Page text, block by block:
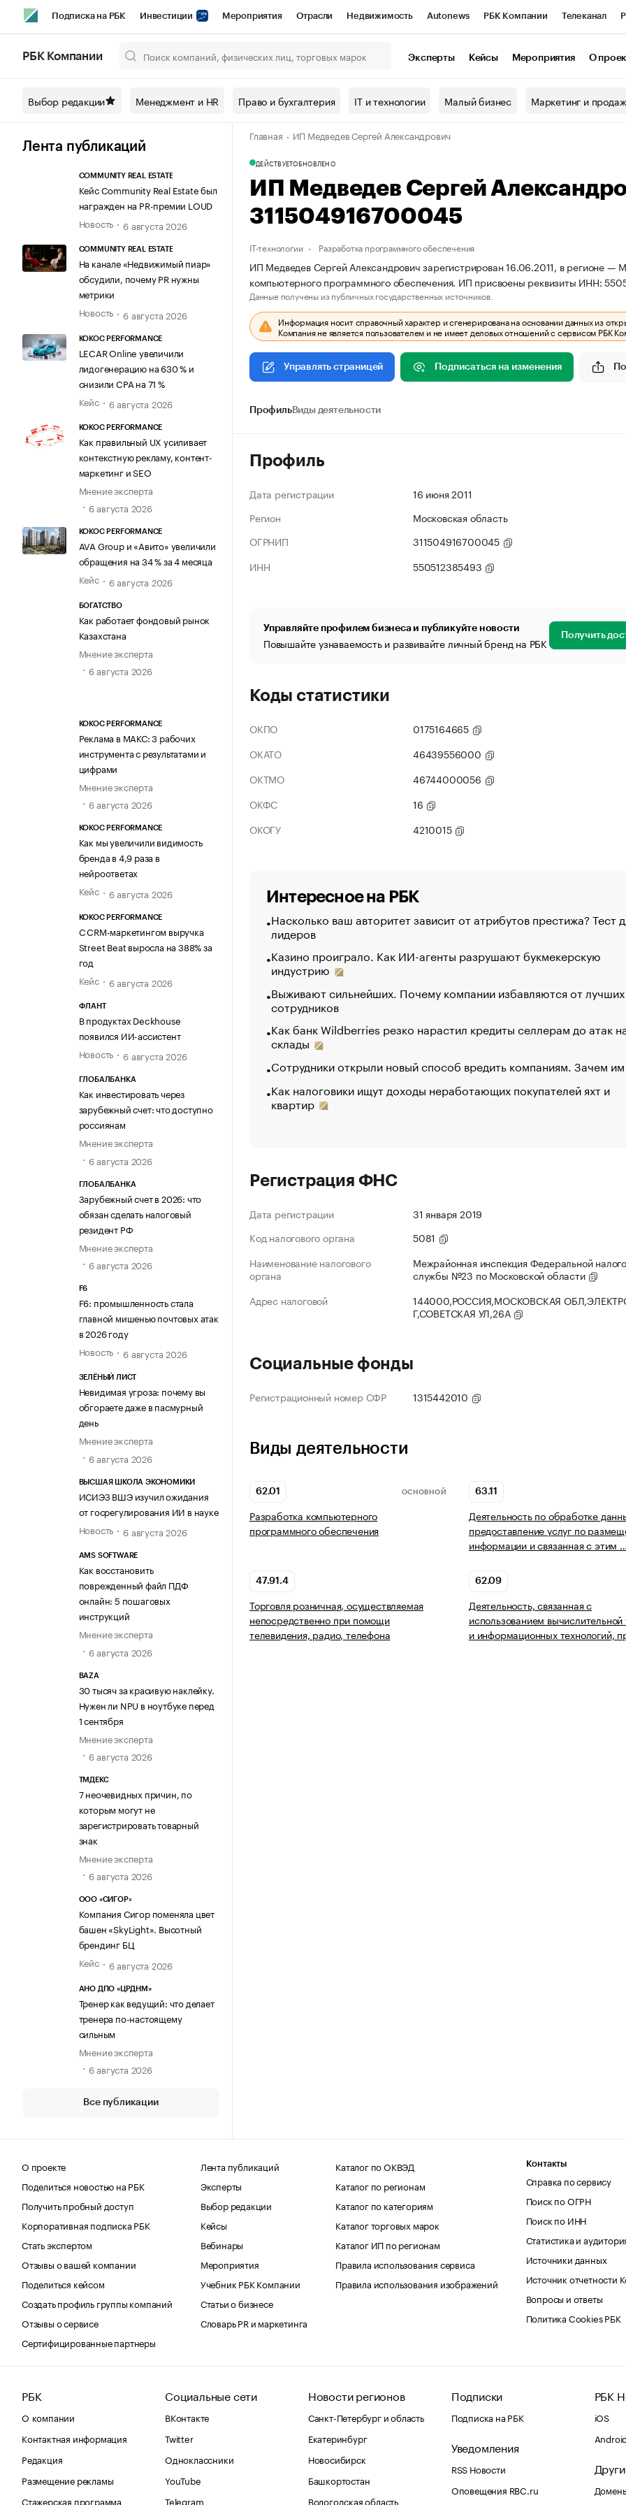
Подписка на РБК Инвестиции Мероприятия Отрасли Недвижимость Autonews РБК Компании Телеканал
Спецпроекты СПб Конференции СПб Спецпроекты Проверка контрагентов
Технологии и медиа Рынок наличной валюты
РБК Компании Эксперты Кейсы Мероприятия О
Выбор редакции Менеджмент и HR Право и бухгалтерия IT и технологии Малый бизнес Маркетинг и
Лента публикаций
COMMUNITY REAL ESTATE
Кейс Community Real Estate был
награжден на PR-премии LOUD
Новость
6 августа 2026
COMMUNITY REAL ESTATE
На канале «Недвижимый пиар»
обсудили, почему PR нужны
метрики
Новость
6 августа 2026
KOKOC PERFORMANCE
LECAR Online увеличили
лидогенерацию на 630 % и
снизили CPA на 71 %
Кейс
6 августа 2026
KOKOC PERFORMANCE
Как правильный UX усиливает
контекстную рекламу, контент-
маркетинг и SEO
Мнение эксперта
6 августа 2026
KOKOC PERFORMANCE
AVA Group и «Авито» увеличили
обращения на 34 % за 4 месяца
Кейс
6 августа 2026
БОГАТСТВО
Как работает фондовый рынок
Казахстана
Мнение эксперта
6 августа 2026
KOKOC PERFORMANCE
Реклама в МАКС: 3 рабочих
инструмента с результатами и
цифрами
Мнение эксперта
6 августа 2026
KOKOC PERFORMANCE
Как мы увеличили видимость
бренда в 4,9 раза в
нейроответах
Кейс
6 августа 2026
KOKOC PERFORMANCE
С CRM-маркетингом выручка
Street Beat выросла на 388% за
год
Кейс
6 августа 2026
ФЛАНТ
В продуктах Deckhouse
появился ИИ-ассистент
Новость
6 августа 2026
ГЛОБАЛБАНКА
Как инвестировать через
зарубежный счет: что доступно
россиянам
Мнение эксперта
6 августа 2026
ГЛОБАЛБАНКА
Зарубежный счет в 2026: что
обязан сделать налоговый
резидент РФ
Мнение эксперта
6 августа 2026
F6
F6: промышленность стала
главной мишенью почтовых атак
в 2026 году
Новость
6 августа 2026
ЗЕЛЁНЫЙ ЛИСТ
Невидимая угроза: почему вы
обгораете даже в пасмурный
день
Мнение эксперта
6 августа 2026
ВЫСШАЯ ШКОЛА ЭКОНОМИКИ
ИСИЭЗ ВШЭ изучил ожидания
от госрегулирования ИИ в науке
Новость
6 августа 2026
AMS SOFTWARE
Как восстановить
поврежденный файл ПДФ
онлайн: 5 пошаговых
инструкций
Мнение эксперта
6 августа 2026
BAZA
30 тысяч за красивую наклейку.
Нужен ли NPU в ноутбуке перед
1 сентября
Мнение эксперта
6 августа 2026
ТМДЕКС
7 неочевидных причин, по
которым могут не
зарегистрировать товарный
знак
Мнение эксперта
6 августа 2026
ООО «СИГОР»
Компания Сигор поменяла цвет
башен «SkyLight». Высотный
брендинг БЦ
Кейс
6 августа 2026
АНО ДПО «ЦРДНМ»
Тренер как ведущий: что делает
тренера по-настоящему
сильным
Мнение эксперта
6 августа 2026
Все публикации
Главная ИП Медведев Сергей Александрович
ДЕЙСТВУЕТОБНОВЛЕНО
ИП Медведев Сергей
311504916700045
IT-технологии Разработка программного обеспечения
ИП Медведев Сергей Александрович зарегистрирован 16.06.2011, в регионе —
компьютерного программного обеспечения. ИП присвоены реквизиты ИНН:
Данные получены из публичных государственных источников.
Информация носит справочный характер и сгенерирована на основании данных из
Компания не является пользователем и не имеет деловых отношений с сервисом РБК
Управлять страницей Подписаться на изменения
ПрофильВиды деятельности
Профиль
Дата регистрации
16 июня 2011
Регион
Московская область
ОГРНИП
311504916700045
ИНН
550512385493
Управляйте профилем бизнеса и публикуйте новости
Повышайте узнаваемость и развивайте личный бренд на РБК Получить
Коды статистики
ОКПО
0175164665
ОКАТО
46439556000
ОКТМО
46744000056
ОКФС
16
ОКОГУ
4210015
Интересное на РБК
Насколько ваш авторитет зависит от атрибутов престижа? Тест
лидеров
Казино проиграло. Как ИИ-агенты разрушают букмекерскую
индустрию
Выживают сильнейших. Почему компании избавляются от лучших
сотрудников
Как банк Wildberries резко нарастил кредиты селлерам до атак
склады
Сотрудники открыли новый способ вредить компаниям. Зачем
Как налоговики ищут доходы неработающих покупателей яхт и
квартир
Регистрация ФНС
Дата регистрации
31 января 2019
Код налогового органа
5081
Наименование налогового
органа
Межрайонная инспекция Федеральной
службы №23 по Московской области
Адрес налоговой
144000,РОССИЯ,МОСКОВСКАЯ
Г,СОВЕТСКАЯ УЛ,26А
Социальные фонды
Регистрационный номер СФР 1315442010
Виды деятельности
62.01 ОСНОВНОЙ
Разработка компьютерного
программного обеспечения
63.11
Деятельность по обработке
предоставление услуг по
информации и связанная с этим
47.91.4
Торговля розничная, осуществляемая
непосредственно при помощи
телевидения, радио, телефона
62.09
Деятельность, связанная с
использованием вычислительной
и информационных технологий,
О проекте
Поделиться новостью на РБК
Получить пробный доступ
Корпоративная подписка РБК
Стать экспертом
Отзывы о вашей компании
Поделиться кейсом
Создать профиль группы компаний
Отзывы о сервисе
Сертифицированные партнеры
Лента публикаций
Эксперты
Выбор редакции
Кейсы
Вебинары
Мероприятия
Учебник РБК Компании
Статьи о бизнесе
Словарь PR и маркетинга
Каталог по ОКВЭД
Каталог по регионам
Каталог по категориям
Каталог торговых марок
Каталог ИП по регионам
Правила использования сервиса
Правила использования изображений
Контакты
Справка по сервису
Поиск по ОГРН
Поиск по ИНН
Статистика и
Источники данных
Источник отчетности
Вопросы и ответы
Политика Cookies РБК
РБК
О компании
Контактная информация
Редакция
Размещение рекламы
Стажерская программа
Социальные сети
ВКонтакте
Twitter
Одноклассники
YouTube
Telegram
Новости регионов
Санкт-Петербург и область
Екатеринбург
Новосибирск
Башкортостан
Вологодская область
Подписки
Подписка на РБК
Уведомления
RSS Новости
Оповещения RBC.ru
РБК
iOS